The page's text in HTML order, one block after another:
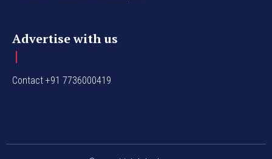
Advertise with us
Contact +91 7736000419